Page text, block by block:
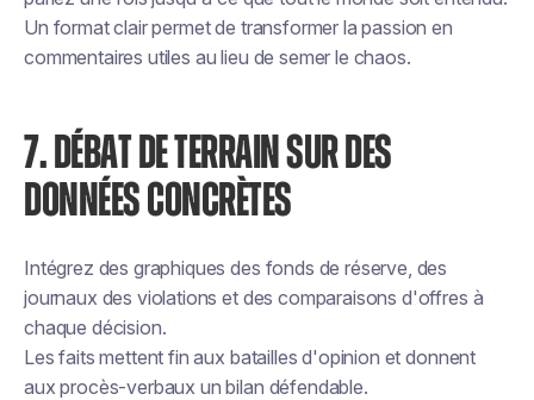
Un format clair permet de transformer la passion en
commentaires utiles au lieu de semer le chaos.
7. DÉBAT DE TERRAIN SUR DES
DONNÉES CONCRÈTES
Intégrez des graphiques des fonds de réserve, des
journaux des violations et des comparaisons d'offres à
chaque décision.
Les faits mettent fin aux batailles d'opinion et donnent
aux procès-verbaux un bilan défendable.